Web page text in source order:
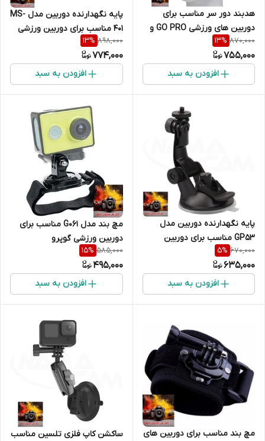
هدبند دور سر مناسب برای
دوربین های ورزشی GO PRO و
EKEN { درجه یک }
870,000
13%
755,000
افزودن به سبد
پایه نگهدارنده دوربین مدل MS-
401 مناسب برای دوربین ورزشی
گوپرو
898,000
13%
774,000
افزودن به سبد
پایه نگهدارنده دوربین مدل
GP53 مناسب برای دوربین
ورزشی گوپرو - ساکشن کوچک
670,000
5%
635,000
افزودن به سبد
مچ بند مدل G061 مناسب برای
دوربین ورزشی گوپرو
585,000
15%
495,000
افزودن به سبد
مچ بند مناسب برای دوربین های
ساکشن کاپ فلزی تلسین مناسب